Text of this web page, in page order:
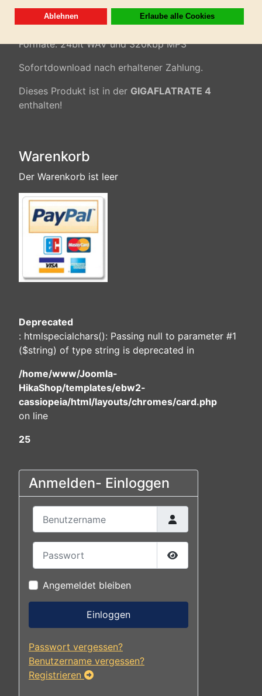
gewerblicher Lizenz für alle Ihre Projekte!
Keine weiteren Folgekosten!
Formate: 24bit WAV und 320kbp MP3
Sofortdownload nach erhaltener Zahlung.
Dieses Produkt ist in der GIGAFLATRATE 4
enthalten!
Warenkorb
Der Warenkorb ist leer
Deprecated
: htmlspecialchars(): Passing null to parameter #1
($string) of type string is deprecated in
/home/www/Joomla-
HikaShop/templates/ebw2-
cassiopeia/html/layouts/chromes/card.php
on line
25
Anmelden- Einloggen
Passwort anzeigen
Angemeldet bleiben
Einloggen
Passwort vergessen?
Benutzername vergessen?
Registrieren